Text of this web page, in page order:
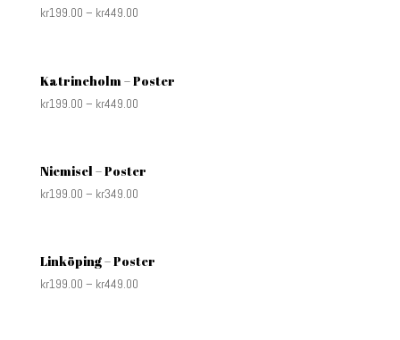
kr199.00 – kr449.00
Katrineholm – Poster
kr199.00 – kr449.00
Niemisel – Poster
kr199.00 – kr349.00
Linköping – Poster
kr199.00 – kr449.00